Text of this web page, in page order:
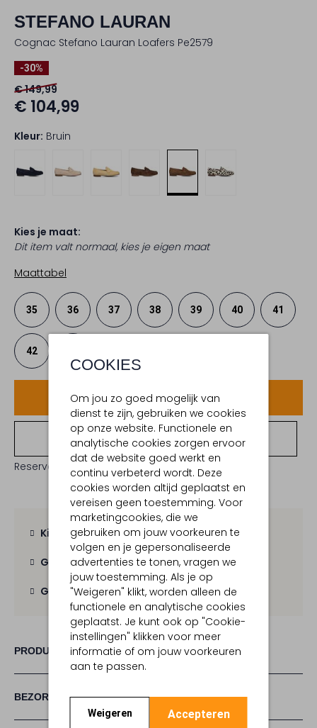
COOKIES
Om jou zo goed mogelijk van
dienst te zijn, gebruiken we cookies
op onze website. Functionele en
analytische cookies zorgen ervoor
dat de website goed werkt en
continu verbeterd wordt. Deze
cookies worden altijd geplaatst en
vereisen geen toestemming. Voor
marketingcookies, die we
gebruiken om jouw voorkeuren te
volgen en je gepersonaliseerde
advertenties te tonen, vragen we
jouw toestemming. Als je op
"Weigeren" klikt, worden alleen de
functionele en analytische cookies
geplaatst. Je kunt ook op "Cookie-
instellingen" klikken voor meer
informatie of om jouw voorkeuren
aan te passen.
Weigeren Accepteren
STEFANO LAURAN
Cognac Stefano Lauran Loafers Pe2579
-30%
€ 149,99
€ 104,99
Kleur: Bruin
Kies je maat:
Dit item valt normaal, kies je eigen maat
Maattabel
35 36 37 38 39 40 41
42
Voeg toe
Bekijk winkelvoorraad
Reserveer direct in een van onze 19 boutiques
Kies zelf je bezorgmoment
Gratis verzending vanaf € 100,-
Gratis retourbinnen 30 dagen
PRODUCT INFORMATIE
BEZORGEN & RETOURNEREN